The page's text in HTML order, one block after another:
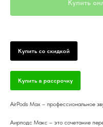
Купить
Купить со скидкой
Купить в рассрочку
AirPods Max – профессиональное
Аирподс Макс – это сочетание